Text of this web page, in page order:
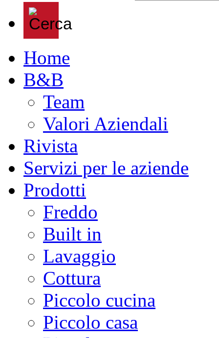
Home
B&B
Team
Valori Aziendali
Rivista
Servizi per le aziende
Prodotti
Freddo
Built in
Lavaggio
Cottura
Piccolo cucina
Piccolo casa